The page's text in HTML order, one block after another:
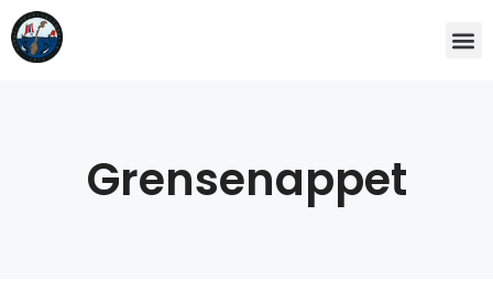
Grensenappet